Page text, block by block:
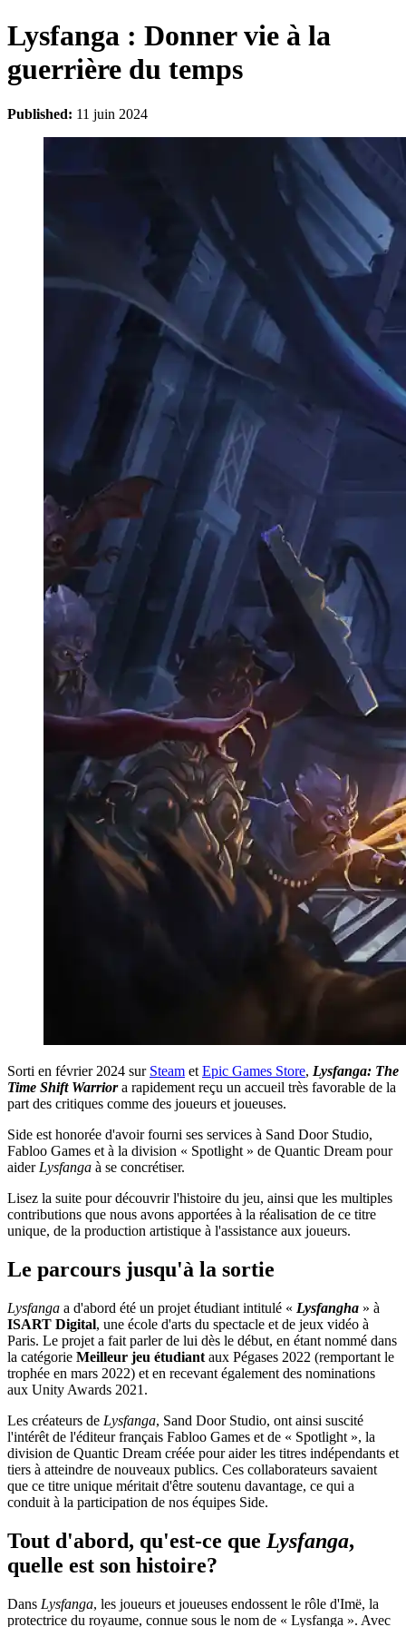
Lysfanga : Donner vie à la
guerrière du temps
Published: 11 juin 2024
Sorti en février 2024 sur Steam et Epic Games Store, Lysfanga: The
Time Shift Warriora rapidement reçu un accueil très favorable de la
part des critiques comme des joueurs et joueuses.
Side est honorée d'avoir fourni ses services à Sand Door Studio,
Fabloo Games et à la division « Spotlight » de Quantic Dream pour
aider Lysfanga à se concrétiser.
Lisez la suite pour découvrir l'histoire du jeu, ainsi que les multiples
contributions que nous avons apportées à la réalisation de ce titre
unique, de la production artistique à l'assistance aux joueurs.
Le parcours jusqu'à la sortie
Lysfanga a d'abord été un projet étudiant intitulé « Lysfangha » à
ISART Digital, une école d'arts du spectacle et de jeux vidéo à
Paris. Le projet a fait parler de lui dès le début, en étant nommé dans
la catégorie Meilleur jeu étudiant aux Pégases 2022 (remportant le
trophée en mars 2022) et en recevant également des nominations
aux Unity Awards 2021.
Les créateurs de Lysfanga, Sand Door Studio, ont ainsi suscité
l'intérêt de l'éditeur français Fabloo Games et de « Spotlight », la
division de Quantic Dream créée pour aider les titres indépendants et
tiers à atteindre de nouveaux publics. Ces collaborateurs savaient
que ce titre unique méritait d'être soutenu davantage, ce qui a
conduit à la participation de nos équipes Side.
Tout d'abord, qu'est-ce que Lysfanga,
quelle est son histoire?
Dans Lysfanga, les joueurs et joueuses endossent le rôle d'Imë, la
protectrice du royaume, connue sous le nom de « Lysfanga ». Avec